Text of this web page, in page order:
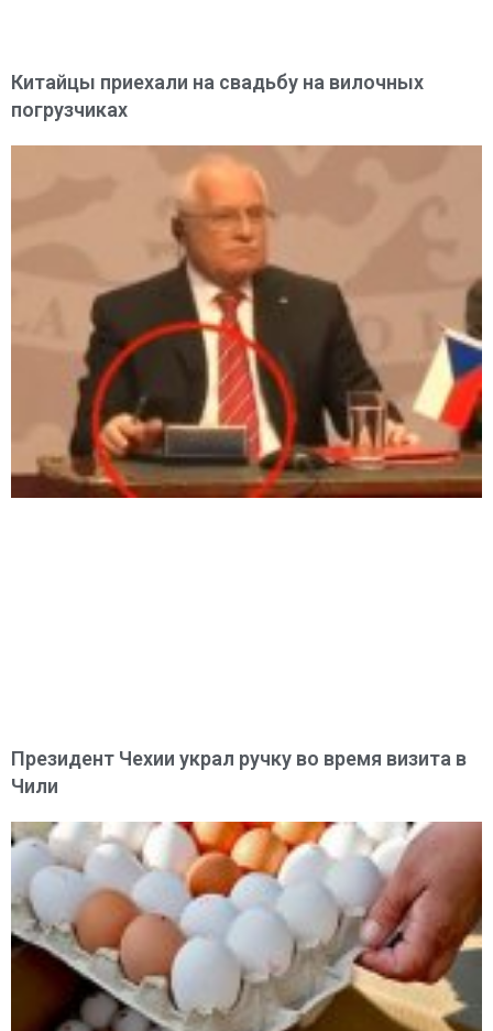
Китайцы приехали на свадьбу на вилочных
погрузчиках
Президент Чехии украл ручку во время визита в
Чили